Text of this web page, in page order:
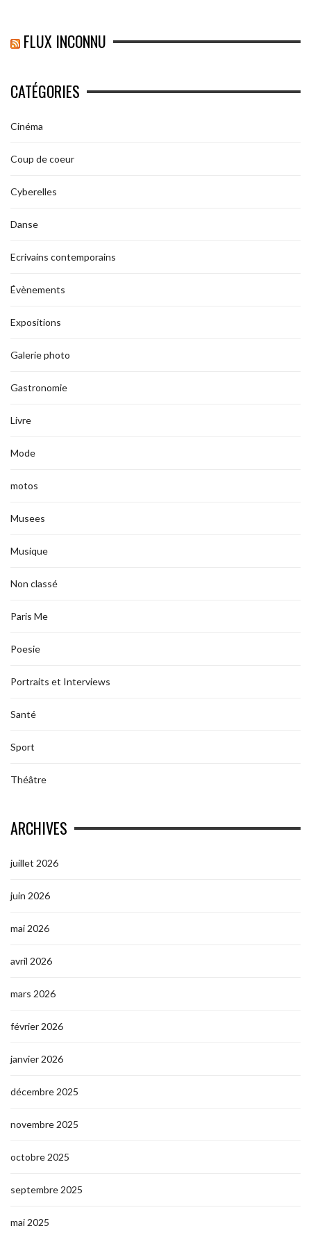
FLUX INCONNU
CATÉGORIES
Cinéma
Coup de coeur
Cyberelles
Danse
Ecrivains contemporains
Évènements
Expositions
Galerie photo
Gastronomie
Livre
Mode
motos
Musees
Musique
Non classé
Paris Me
Poesie
Portraits et Interviews
Santé
Sport
Théâtre
ARCHIVES
juillet 2026
juin 2026
mai 2026
avril 2026
mars 2026
février 2026
janvier 2026
décembre 2025
novembre 2025
octobre 2025
septembre 2025
mai 2025